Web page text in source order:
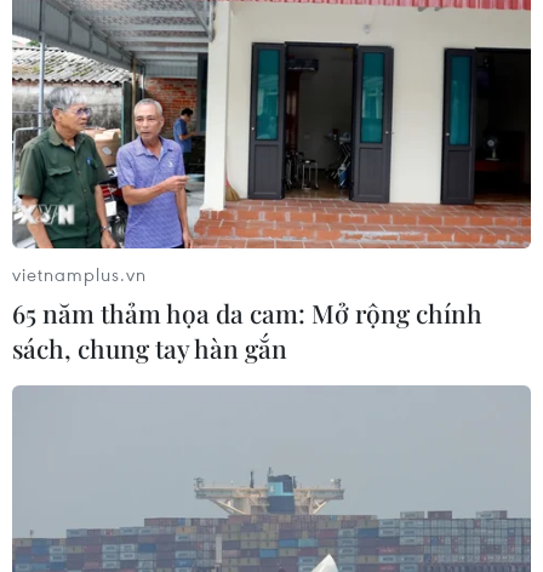
vietnamplus.vn
65 năm thảm họa da cam: Mở rộng chính
sách, chung tay hàn gắn